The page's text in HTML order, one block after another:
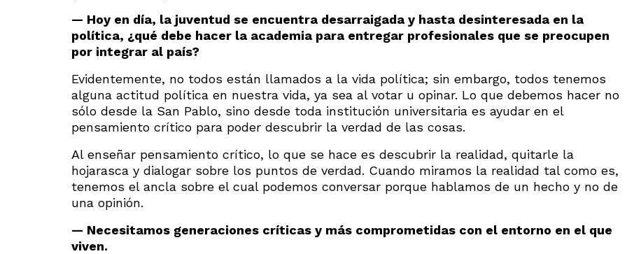
— Hoy en día, la juventud se encuentra desarraigada y hasta desinteresada en la
política, ¿qué debe hacer la academia para entregar profesionales que se preocupen
por integrar al país?
Evidentemente, no todos están llamados a la vida política; sin embargo, todos tenemos
alguna actitud política en nuestra vida, ya sea al votar u opinar. Lo que debemos hacer no
sólo desde la San Pablo, sino desde toda institución universitaria es ayudar en el
pensamiento crítico para poder descubrir la verdad de las cosas.
Al enseñar pensamiento crítico, lo que se hace es descubrir la realidad, quitarle la
hojarasca y dialogar sobre los puntos de verdad. Cuando miramos la realidad tal como es,
tenemos el ancla sobre el cual podemos conversar porque hablamos de un hecho y no de
una opinión.
— Necesitamos generaciones críticas y más comprometidas con el entorno en el que
viven.